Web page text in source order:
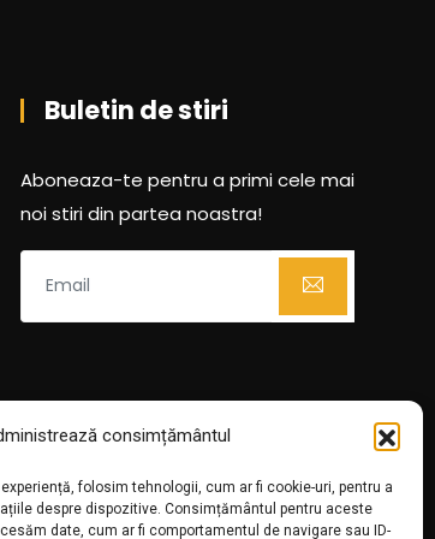
consimțământul
folosim tehnologii, cum ar fi cookie-uri, pentru a
despre dispozitive. Consimțământul pentru aceste
date, cum ar fi comportamentul de navigare sau ID-
Buletin de stiri
Aboneaza-te pentru a primi cele mai
noi stiri din partea noastra!